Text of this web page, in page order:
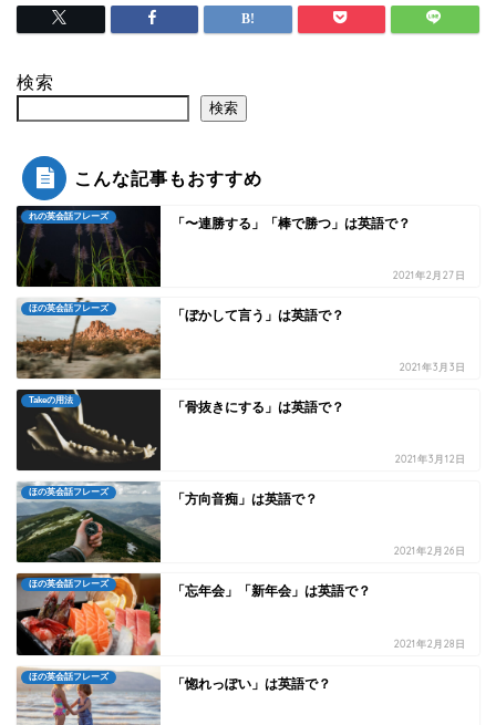
検索
検索
こんな記事もおすすめ
れの英会話フレーズ 「〜連勝する」「棒で勝つ」は英語で？
2021年2月27日
ほの英会話フレーズ 「ぼかして言う」は英語で？
2021年3月3日
Takeの用法 「骨抜きにする」は英語で？
2021年3月12日
ほの英会話フレーズ 「方向音痴」は英語で？
2021年2月26日
ほの英会話フレーズ 「忘年会」「新年会」は英語で？
2021年2月28日
ほの英会話フレーズ 「惚れっぽい」は英語で？